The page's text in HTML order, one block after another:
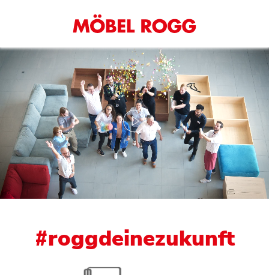
#roggdeinezukunft